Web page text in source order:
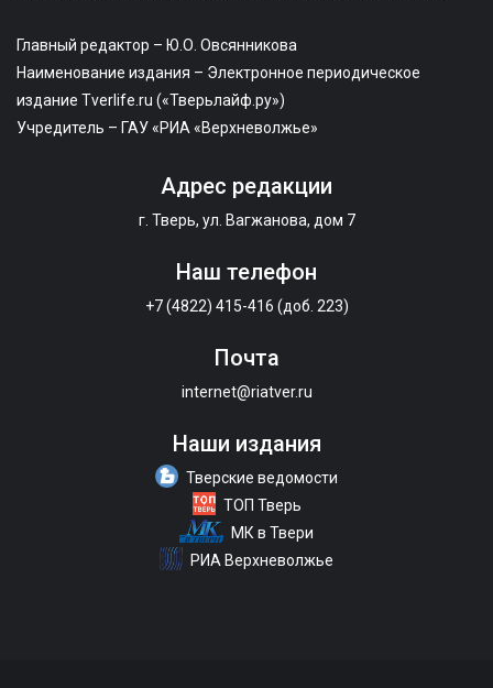
Главный редактор – Ю.О. Овсянникова
Наименование издания – Электронное периодическое
издание Tverlife.ru («Тверьлайф.ру»)
Учредитель – ГАУ «РИА «Верхневолжье»
Адрес редакции
г. Тверь, ул. Вагжанова, дом 7
Наш телефон
+7 (4822) 415-416 (доб. 223)
Почта
internet@riatver.ru
Наши издания
Тверские ведомости
ТОП Тверь
МК в Твери
РИА Верхневолжье